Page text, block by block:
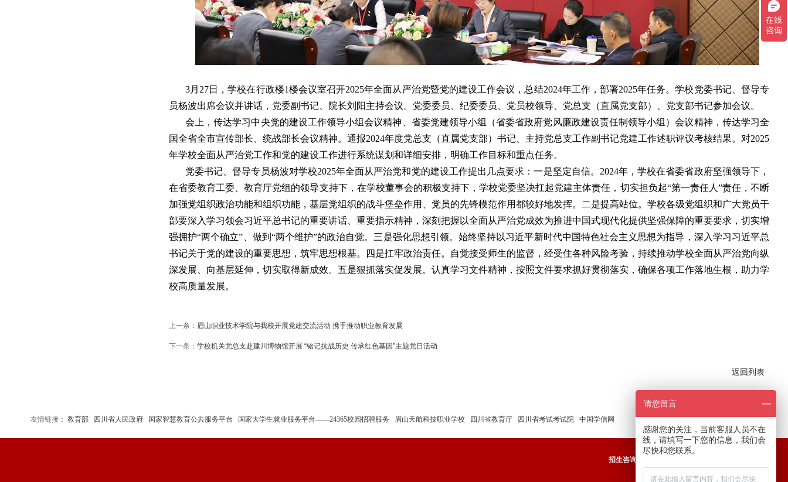
3月27日，学校在行政楼1楼会议室召开2025年全面从严治党暨党的建设工作会议，总结2024年工作，部署2025年任务。学校党委书记、督导专
员杨波出席会议并讲话，党委副书记、院长刘阳主持会议。党委委员、纪委委员、党员校领导、党总支（直属党支部）、党支部书记参加会议。
会上，传达学习中央党的建设工作领导小组会议精神、省委党建领导小组（省委省政府党风廉政建设责任制领导小组）会议精神，传达学习全
国全省全市宣传部长、统战部长会议精神。通报2024年度党总支（直属党支部）书记、主持党总支工作副书记党建工作述职评议考核结果。对2025
年学校全面从严治党工作和党的建设工作进行系统谋划和详细安排，明确工作目标和重点任务。
党委书记、督导专员杨波对学校2025年全面从严治党和党的建设工作提出几点要求：一是坚定自信。2024年，学校在省委省政府坚强领导下，
在省委教育工委、教育厅党组的领导支持下，在学校董事会的积极支持下，学校党委坚决扛起党建主体责任，切实担负起“第一责任人”责任，不断
加强党组织政治功能和组织功能，基层党组织的战斗堡垒作用、党员的先锋模范作用都较好地发挥。二是提高站位。学校各级党组织和广大党员干
部要深入学习领会习近平总书记的重要讲话、重要指示精神，深刻把握以全面从严治党成效为推进中国式现代化提供坚强保障的重要要求，切实增
强拥护“两个确立”、做到“两个维护”的政治自觉。三是强化思想引领。始终坚持以习近平新时代中国特色社会主义思想为指导，深入学习习近平总
书记关于党的建设的重要思想，筑牢思想根基。四是扛牢政治责任。自觉接受师生的监督，经受住各种风险考验，持续推动学校全面从严治党向纵
深发展、向基层延伸，切实取得新成效。五是狠抓落实促发展。认真学习文件精神，按照文件要求抓好贯彻落实，确保各项工作落地生根，助力学
校高质量发展。
上一条： 眉山职业技术学院与我校开展党建交流活动 携手推动职业教育发展
下一条： 学校机关党总支赴建川博物馆开展 “铭记抗战历史 传承红色基因”主题党日活动
返回列表
友情链接： 教育部 四川省人民政府 国家智慧教育公共服务平台 国家大学生就业服务平台——24365校园招聘服务 眉山天航科技职业学校 四川省教育厅 四川省考试考试院 中国学信网
招生咨询电话：
咨询QQ：4008881505
请您留言
感谢您的关注，当前客服人员不在
线，请填写一下您的信息，我们会
尽快和您联系。